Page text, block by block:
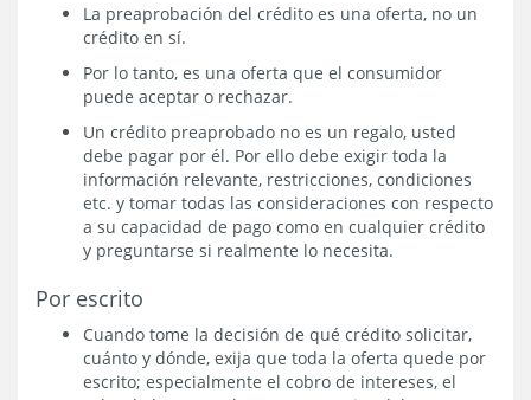
La preaprobación del crédito es una oferta, no un
crédito en sí.
Por lo tanto, es una oferta que el consumidor
puede aceptar o rechazar.
Un crédito preaprobado no es un regalo, usted
debe pagar por él. Por ello debe exigir toda la
información relevante, restricciones, condiciones
etc. y tomar todas las consideraciones con respecto
a su capacidad de pago como en cualquier crédito
y preguntarse si realmente lo necesita.
Por escrito
Cuando tome la decisión de qué crédito solicitar,
cuánto y dónde, exija que toda la oferta quede por
escrito; especialmente el cobro de intereses, el